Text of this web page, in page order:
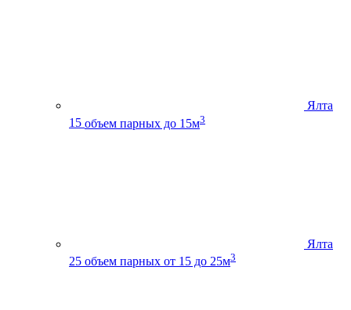
Ялта
15 объем парных до 15м3
Ялта
25 объем парных от 15 до 25м3